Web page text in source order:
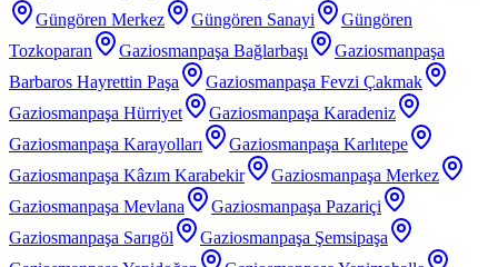
Güngören Merkez
Güngören Sanayi
Güngören
Tozkoparan
Gaziosmanpaşa Bağlarbaşı
Gaziosmanpaşa
Barbaros Hayrettin Paşa
Gaziosmanpaşa Fevzi Çakmak
Gaziosmanpaşa Hürriyet
Gaziosmanpaşa Karadeniz
Gaziosmanpaşa Karayolları
Gaziosmanpaşa Karlıtepe
Gaziosmanpaşa Kâzım Karabekir
Gaziosmanpaşa Merkez
Gaziosmanpaşa Mevlana
Gaziosmanpaşa Pazariçi
Gaziosmanpaşa Sarıgöl
Gaziosmanpaşa Şemsipaşa